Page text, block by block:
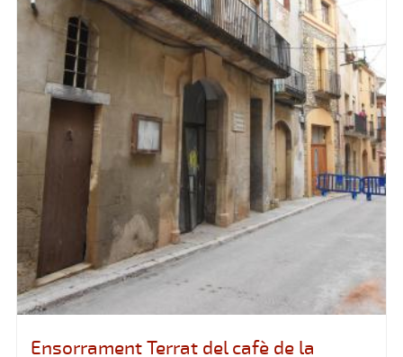
Ensorrament Terrat del cafè de la